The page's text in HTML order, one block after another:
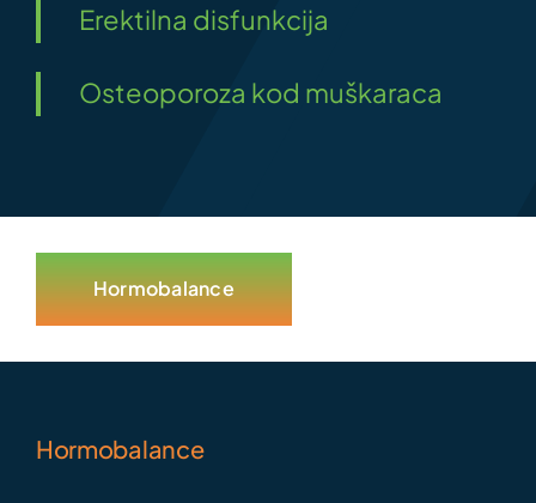
Erektilna disfunkcija
Osteoporoza kod muškaraca
Hormobalance
Hormobalance